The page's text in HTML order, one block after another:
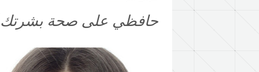
حافظي على صحة بشرتك